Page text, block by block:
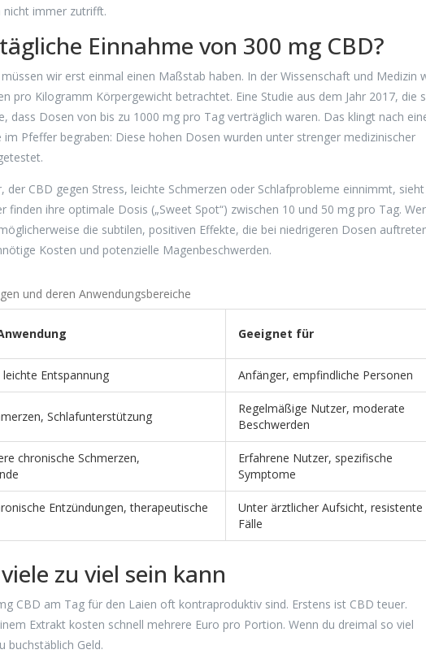
nicht immer zutrifft.
Einnahme von 300 mg CBD?
wir erst einmal einen Maßstab haben. In der Wissenschaft und Medizin
pro Kilogramm Körpergewicht betrachtet. Eine Studie aus dem Jahr 2017, die
dass Dosen von bis zu 1000 mg pro Tag verträglich waren. Das klingt nach
im Pfeffer begraben: Diese hohen Dosen wurden unter strenger medizinischer
der CBD gegen Stress, leichte Schmerzen oder Schlafprobleme einnimmt,
finden ihre optimale Dosis („Sweet Spot“) zwischen 10 und 50 mg pro Tag. Wer
die subtilen, positiven Effekte, die bei niedrigeren Dosen
Kosten und potenzielle Magenbeschwerden.
und deren Anwendungsbereiche
Geeignet für
leichte Entspannung Anfänger, empfindliche Personen
Schlafunterstützung
Regelmäßige Nutzer, moderate
Beschwerden
chronische Schmerzen,
Erfahrene Nutzer, spezifische
Symptome
Entzündungen, therapeutische
Unter ärztlicher Aufsicht, resistente
Fälle
zu viel sein kann
CBD am Tag für den Laien oft kontraproduktiv sind. Erstens ist CBD teuer.
Extrakt kosten schnell mehrere Euro pro Portion. Wenn du dreimal so viel
buchstäblich Geld.